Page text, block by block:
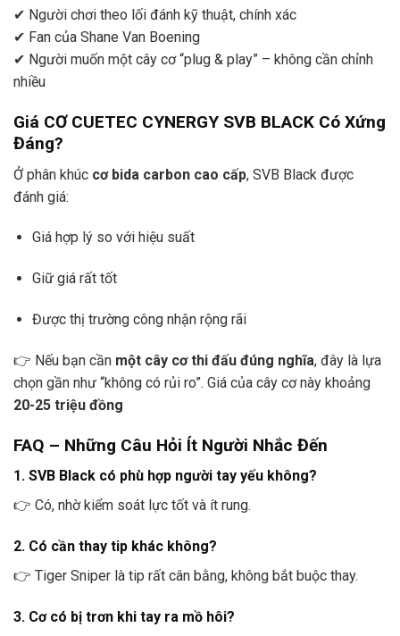
✔ Người chơi theo lối đánh kỹ thuật, chính xác
✔ Fan của Shane Van Boening
✔ Người muốn một cây cơ “plug & play” – không cần chỉnh
nhiều
Giá CƠ CUETEC CYNERGY SVB BLACK Có Xứng
Đáng?
Ở phân khúc cơ bida carbon cao cấp, SVB Black được
đánh giá:
Giá hợp lý so với hiệu suất
Giữ giá rất tốt
Được thị trường công nhận rộng rãi
👉 Nếu bạn cần một cây cơ thi đấu đúng nghĩa, đây là lựa
chọn gần như “không có rủi ro”. Giá của cây cơ này khoảng
20-25 triệu đồng
FAQ – Những Câu Hỏi Ít Người Nhắc Đến
1. SVB Black có phù hợp người tay yếu không?
👉 Có, nhờ kiểm soát lực tốt và ít rung.
2. Có cần thay tip khác không?
👉 Tiger Sniper là tip rất cân bằng, không bắt buộc thay.
3. Cơ có bị trơn khi tay ra mồ hôi?